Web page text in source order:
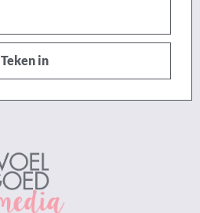
Teken in